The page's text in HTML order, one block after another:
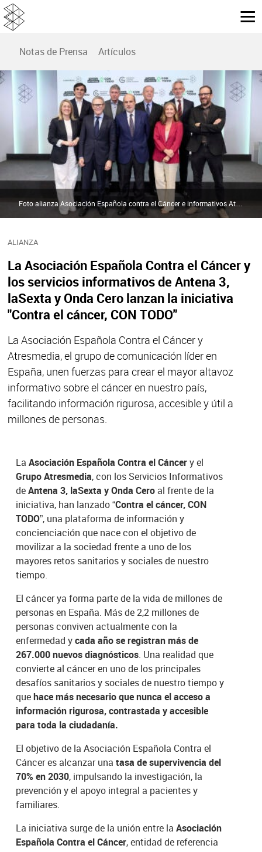
Notas de Prensa Artículos
ALIANZA
La Asociación Española Contra el Cáncer y
los servicios informativos de Antena 3,
laSexta y Onda Cero lanzan la iniciativa
"Contra el cáncer, CON TODO"
La Asociación Española Contra el Cáncer y
Atresmedia, el grupo de comunicación líder en
España, unen fuerzas para crear el mayor altavoz
informativo sobre el cáncer en nuestro país,
facilitando información rigurosa, accesible y útil a
millones de personas.
LaAsociación Española Contra el Cáncery el
Grupo Atresmedia, con los Servicios Informativos
deAntena 3, laSexta y Onda Ceroal frente de la
iniciativa, han lanzado“Contra el cáncer, CON
TODO”, una plataforma de información y
concienciación que nace con el objetivo de
movilizar a la sociedad frente a uno de los
mayores retos sanitarios y sociales de nuestro
tiempo.
El cáncer ya forma parte de la vida de millones de
personas en España. Más de 2,2 millones de
personas conviven actualmente con la
enfermedad ycada año se registran más de
267.000 nuevos diagnósticos. Una realidad que
convierte al cáncer en uno de los principales
desafíos sanitarios y sociales de nuestro tiempo y
quehace más necesario que nunca el acceso a
información rigurosa, contrastada y accesible
para toda la ciudadanía.
El objetivo de la Asociación Española Contra el
Cáncer es alcanzar una tasa de supervivencia del
70% en 2030, impulsando la investigación, la
prevención y el apoyo integral a pacientes y
familiares.
La iniciativa surge de la unión entre laAsociación
Española Contra el Cáncer, entidad de referencia